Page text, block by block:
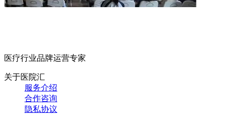
医疗行业品牌运营专家
关于医院汇
服务介绍
合作咨询
隐私协议